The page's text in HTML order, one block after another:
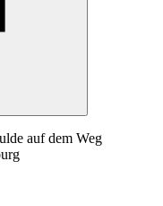
auf dem Weg